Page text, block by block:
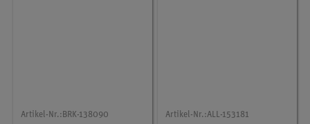
Artikel-Nr.: BRK-138090 Artikel-Nr.:ALL-153181